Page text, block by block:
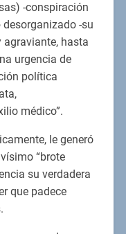
-conspiración
-su
agraviante, hasta
urgencia de
política
médico”.
le generó
“brote
su verdadera
que padece